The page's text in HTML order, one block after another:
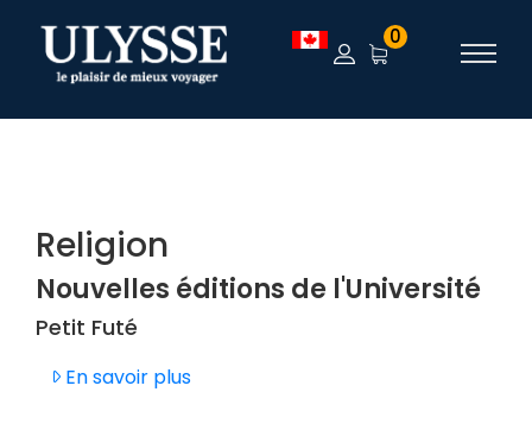
TEST 0
Religion
Nouvelles éditions de l'Université
Petit Futé
En savoir plus